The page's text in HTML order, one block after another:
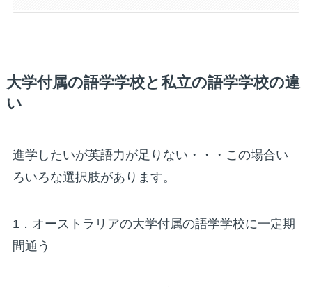
大学付属の語学学校と私立の語学学校の違
い
進学したいが英語力が足りない・・・この場合い
ろいろな選択肢があります。
1．オーストラリアの大学付属の語学学校に一定期
間通う